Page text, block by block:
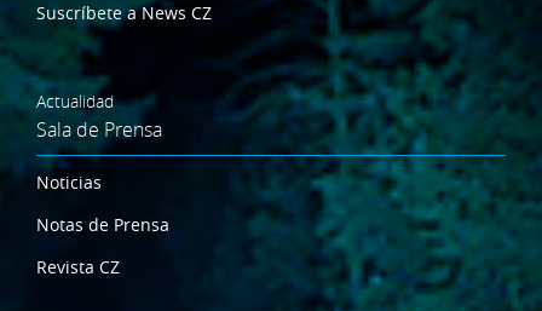
Suscríbete a News CZ
Actualidad
Sala de Prensa
Noticias
Notas de Prensa
Revista CZ